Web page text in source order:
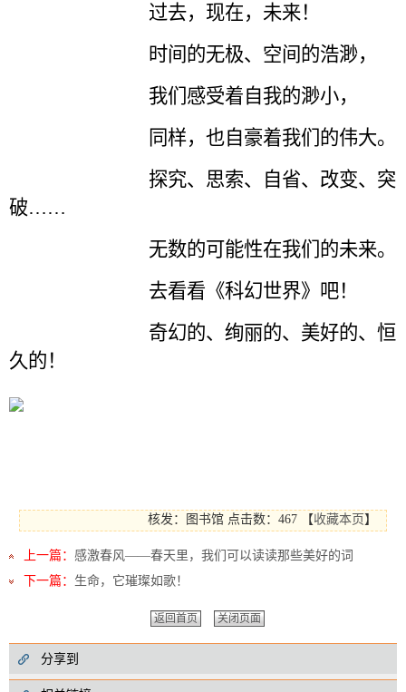
过去，现在，未来！
时间的无极、空间的浩渺，
我们感受着自我的渺小，
同样，也自豪着我们的伟大。
探究、思索、自省、改变、突
破……
无数的可能性在我们的未来。
去看看《科幻世界》吧！
奇幻的、绚丽的、美好的、恒
久的！
核发：图书馆 点击数：467 【收藏本页 】
上一篇： 感激春风——春天里，我们可以读读那些美好的词
下一篇： 生命，它璀璨如歌！
返回首页 关闭页面
分享到